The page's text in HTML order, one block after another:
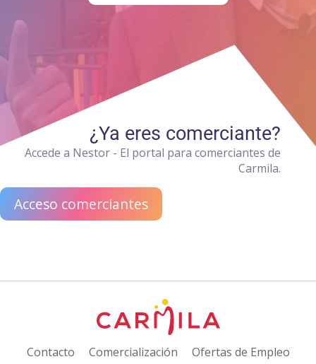
¿Ya eres comerciante?
Accede a Nestor - El portal para comerciantes de
Carmila.
Acceso comerciantes
Contacto Comercialización Ofertas de Empleo